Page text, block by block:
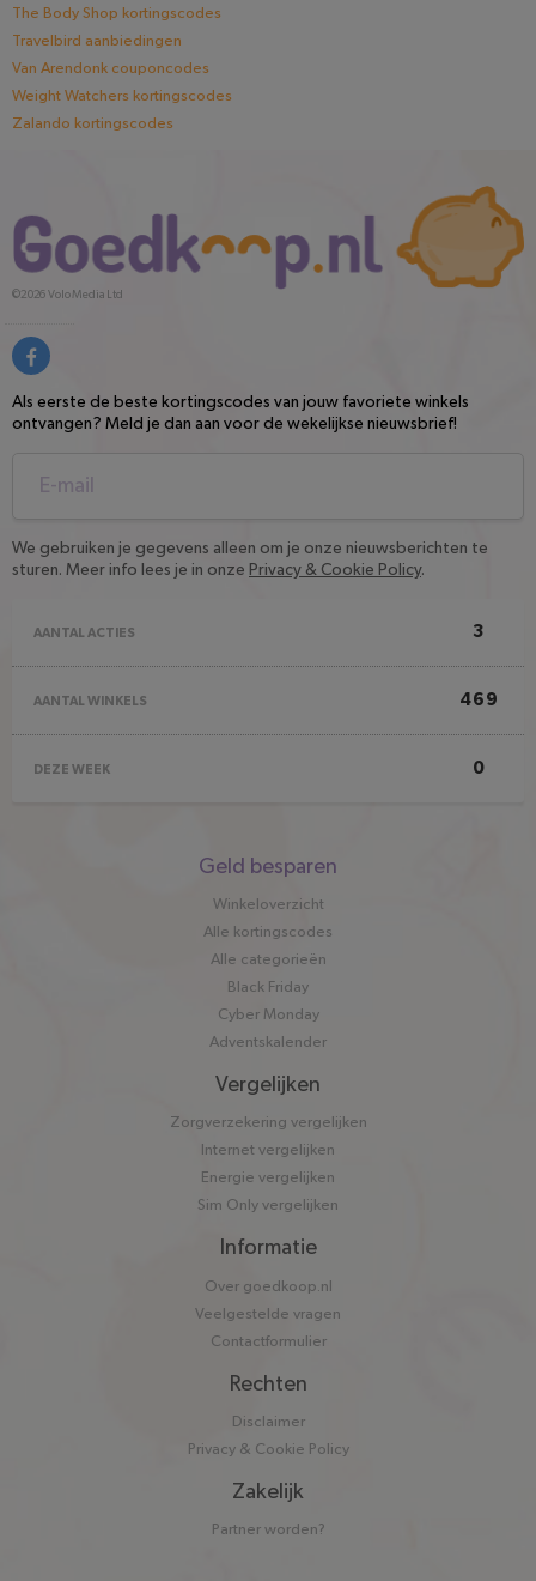
The Body Shop kortingscodes
Travelbird aanbiedingen
Van Arendonk couponcodes
Weight Watchers kortingscodes
Zalando kortingscodes
©2026Volo Media Ltd
Als eerste de beste kortingscodes van jouw favoriete winkels
ontvangen? Meld je dan aan voor de wekelijkse nieuwsbrief!
We gebruiken je gegevens alleen om je onze nieuwsberichten te
sturen. Meer info lees je in onze Privacy & Cookie Policy.
AANTAL ACTIES 3
AANTAL WINKELS 469
DEZE WEEK 0
Geld besparen
Winkeloverzicht
Alle kortingscodes
Alle categorieën
Black Friday
Cyber Monday
Adventskalender
Vergelijken
Zorgverzekering vergelijken
Internet vergelijken
Energie vergelijken
Sim Only vergelijken
Informatie
Over goedkoop.nl
Veelgestelde vragen
Contactformulier
Rechten
Disclaimer
Privacy & Cookie Policy
Zakelijk
Partner worden?